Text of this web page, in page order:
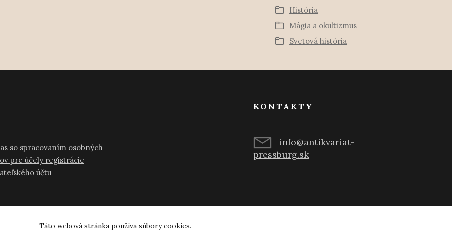
História
Mágia a okultizmus
Svetová história
so spracovaním osobných
pre účely registrácie
účtu
KONTAKTY
info@antikvariat-
pressburg.sk
Táto webová stránka používa súbory cookies.